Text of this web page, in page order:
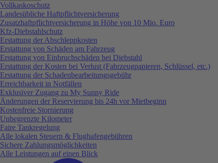
Vollkaskoschutz
Landesübliche Haftpflichtversicherung
Zusatzhaftpflichtversicherung in Höhe von 10 Mio. Euro
Kfz-Diebstahlschutz
Erstattung der Abschleppkosten
Erstattung von Schäden am Fahrzeug
Erstattung von Einbruchschäden bei Diebstahl
Erstattung der Kosten bei Verlust (Fahrzeugpapieren, Schlüssel, etc.)
Erstattung der Schadenbearbeitungsgebühr
Erreichbarkeit in Notfällen
Exklusiver Zugang zu My Sunny Ride
Änderungen der Reservierung bis 24h vor Mietbeginn
Kostenfreie Stornierung
Unbegrenzte Kilometer
Faire Tankregelung
Alle lokalen Steuern & Flughafengebühren
Sichere Zahlungsmöglichkeiten
Alle Leistungen auf einen Blick